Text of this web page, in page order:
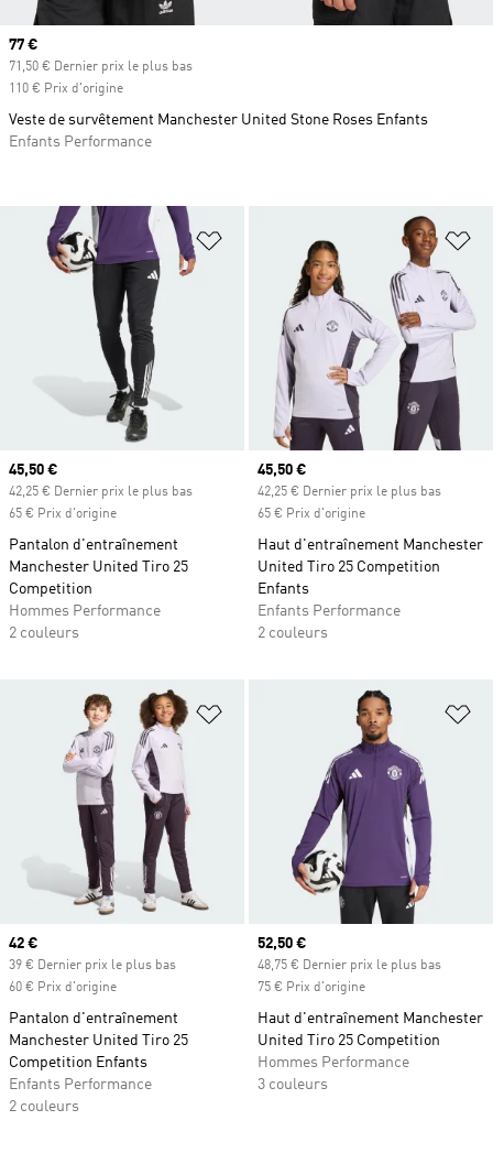
Ajouter à la Liste de produits
Prix actuel
45,50 €
42,25 € Dernier prix le plus bas
65 € Prix d'origine
Pantalon d'entraînement
Manchester United Tiro 25
Competition
Hommes Performance
2 couleurs
Prix actuel
45,50 €
42,25 € Dernier prix le plus bas
65 € Prix d'origine
Haut d'entraînement Manchester
United Tiro 25 Competition
Enfants
Enfants Performance
2 couleurs
Ajouter à la Liste de produits
Prix actuel
42 €
39 € Dernier prix le plus bas
60 € Prix d'origine
Pantalon d'entraînement
Manchester United Tiro 25
Competition Enfants
Enfants Performance
2 couleurs
Prix actuel
52,50 €
48,75 € Dernier prix le plus bas
75 € Prix d'origine
Haut d'entraînement Manchester
United Tiro 25 Competition
Hommes Performance
3 couleurs
Prix actuel
77 €
71,50 € Dernier prix le plus bas
110 € Prix d'origine
Veste de survêtement Manchester United Stone Roses Enfants
Enfants Performance